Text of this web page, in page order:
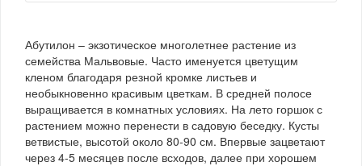
Абутилон – экзотическое многолетнее растение из
семейства Мальвовые. Часто именуется цветущим
кленом благодаря резной кромке листьев и
необыкновенно красивым цветкам. В средней полосе
выращивается в комнатных условиях. На лето горшок с
растением можно перенести в садовую беседку. Кусты
ветвистые, высотой около 80-90 см. Впервые зацветают
через 4-5 месяцев после всходов, далее при хорошем